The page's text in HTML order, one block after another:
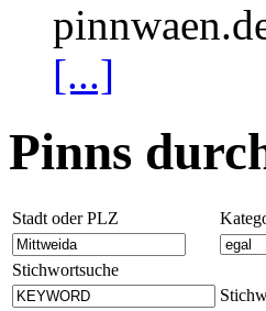
[...]
Pinns
Stadt oder PLZ
Stichwortsuche